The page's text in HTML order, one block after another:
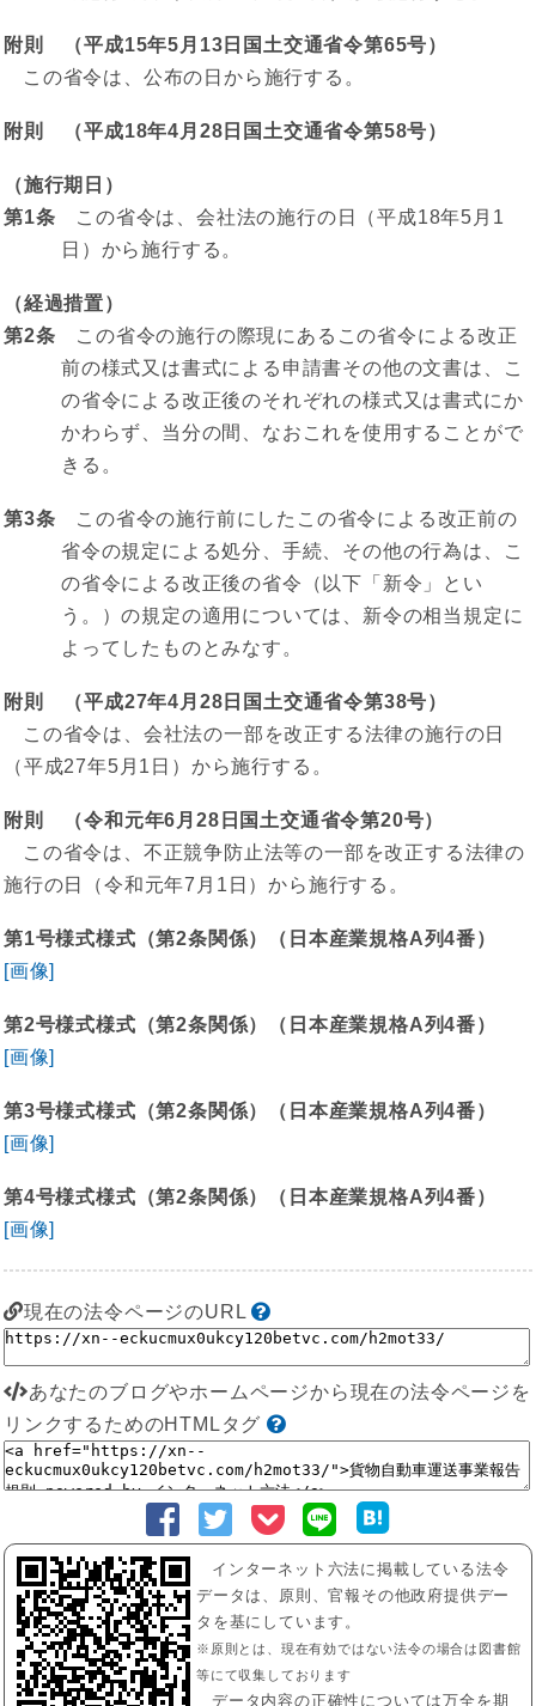
附則 （平成15年5月13日国土交通省令第65号）
この省令は、公布の日から施行する。
附則 （平成18年4月28日国土交通省令第58号）
（施行期日）
第1条 この省令は、会社法の施行の日（平成18年5月1
日）から施行する。
（経過措置）
第2条 この省令の施行の際現にあるこの省令による改正
前の様式又は書式による申請書その他の文書は、こ
の省令による改正後のそれぞれの様式又は書式にか
かわらず、当分の間、なおこれを使用することがで
きる。
第3条 この省令の施行前にしたこの省令による改正前の
省令の規定による処分、手続、その他の行為は、こ
の省令による改正後の省令（以下「新令」とい
う。）の規定の適用については、新令の相当規定に
よってしたものとみなす。
附則 （平成27年4月28日国土交通省令第38号）
この省令は、会社法の一部を改正する法律の施行の日
（平成27年5月1日）から施行する。
附則 （令和元年6月28日国土交通省令第20号）
この省令は、不正競争防止法等の一部を改正する法律の
施行の日（令和元年7月1日）から施行する。
第1号様式様式（第2条関係）（日本産業規格A列4番）
[画像]
第2号様式様式（第2条関係）（日本産業規格A列4番）
[画像]
第3号様式様式（第2条関係）（日本産業規格A列4番）
[画像]
第4号様式様式（第2条関係）（日本産業規格A列4番）
[画像]
現在の法令ページのURL
あなたのブログやホームページから現在の法令ページを
リンクするためのHTMLタグ
インターネット六法に掲載している法令
データは、原則、官報その他政府提供デー
タを基にしています。
※原則とは、現在有効ではない法令の場合は図書館
等にて収集しております
データ内容の正確性については万全を期